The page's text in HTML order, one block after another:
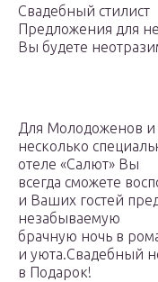
Свадебный стилист
Предложения для
Вы будете
Для Молодоженов и
несколько
отеле «Салют» Вы
всегда сможете
и Ваших гостей
незабываемую
брачную ночь в
и уюта.Свадебный
в Подарок!